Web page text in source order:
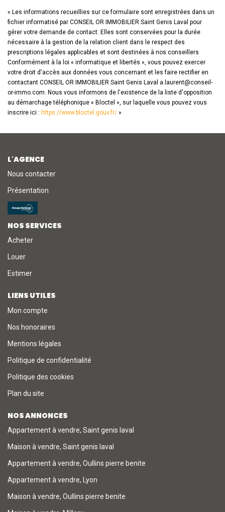
« Les informations recueillies sur ce formulaire sont enregistrées dans un
fichier informatisé par CONSEIL OR IMMOBILIER Saint Genis Laval pour
gérer votre demande de contact. Elles sont conservées pour la durée
nécessaire à la gestion de la relation client dans le respect des
prescriptions légales applicables et sont destinées à nos conseillers
Conformément à la loi « informatique et libertés », vous pouvez exercer
votre droit d'accès aux données vous concernant et les faire rectifier en
contactant CONSEIL OR IMMOBILIER Saint Genis Laval a.laurent@conseil-
or-immo.com. Nous vous informons de l'existence de la liste d'opposition
au démarchage téléphonique « Bloctel », sur laquelle vous pouvez vous
inscrire ici : https://www.bloctel.gouv.fr/ »
L'AGENCE
Nous contacter
Présentation
NOS SERVICES
Acheter
Louer
Estimer
LIENS UTILES
Mon compte
Nos honoraires
Mentions légales
Politique de confidentialité
Politique des cookies
Plan du site
NOS ANNONCES
Appartement à vendre, Saint genis laval
Maison à vendre, Saint genis laval
Appartement à vendre, Oullins pierre benite
Appartement à vendre, Lyon
Maison à vendre, Oullins pierre benite